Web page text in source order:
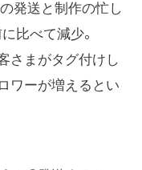
発送と制作の忙し
比べて減少。
さまがタグ付けし
ワーが増えるとい